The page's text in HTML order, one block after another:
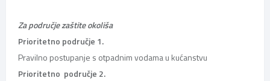
Za područje zaštite okoliša
Prioritetno područje 1.
Pravilno postupanje s otpadnim vodama u kućanstvu
Prioritetno područje 2.